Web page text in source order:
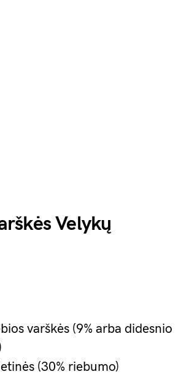
Velykų
varškės (9% arba didesnio
(30% riebumo)